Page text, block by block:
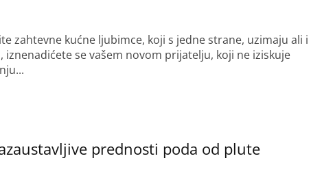
zahtevne kućne ljubimce, koji s jedne strane, uzimaju ali i
iznenadićete se vašem novom prijatelju, koji ne iziskuje
prednosti poda od plute